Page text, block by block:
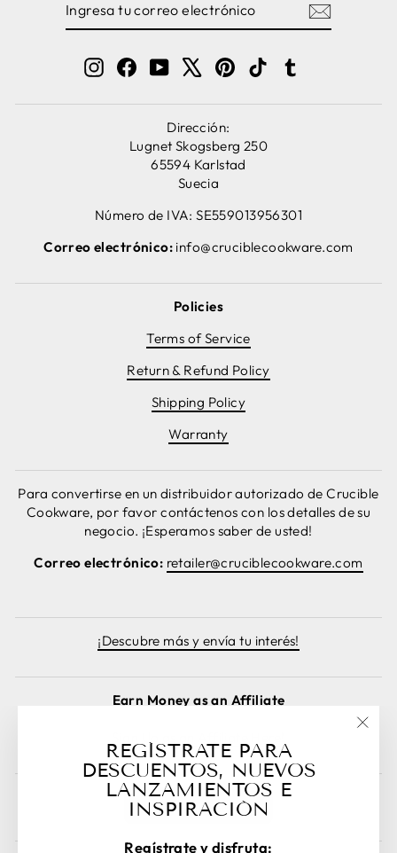
CORREO
InstagramFacebook
YouTube Pinterest
TikTok
Dirección:
Lugnet Skogsberg 250
65594 Karlstad
Suecia
Número de IVA: SE559013956301
Correo electrónico: info@cruciblecookware.com
Policies
Terms of Service
Return & Refund Policy
Shipping Policy
Warranty
Para convertirse en un distribuidor autorizado de Crucible
Cookware, por favor contáctenos con los detalles de su
negocio. ¡Esperamos saber de usted!
Correo electrónico: retailer@cruciblecookware.com
¡Descubre más y envía tu interés!
Earn Money as an Affiliate
Cancelar pedido
REGÍSTRATE PARA
DESCUENTOS, NUEVOS
LANZAMIENTOS E
INSPIRACIÓN
Regístrate y disfruta: